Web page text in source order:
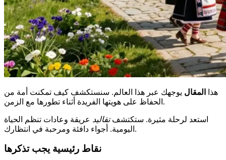
هذا المقال يوجهك عبر هذا العالم. سنستكشف كيف تمكنت أمة من
الحفاظ على هويتها الفريدة أثناء تطورها مع الزمن.
استعد لرحلة مثيرة. ستكتشفتقاليد عريقة وعادات تنظم الحياة
اليومية. أجواء دافئة ومرحبة في انتظارك.
نقاط رئيسية يجب تذكرها